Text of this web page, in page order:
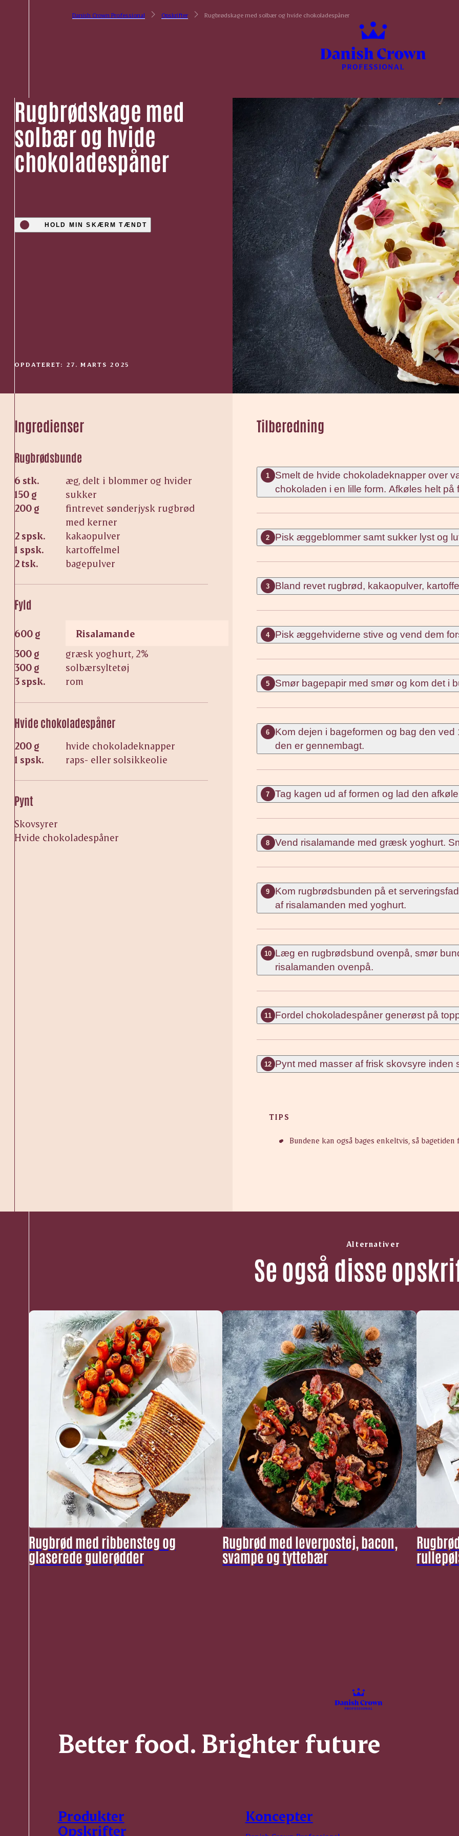
Danish Crown Professional Opskrifter Rugbrødskage med solbær og hvide chokoladespåner
Rugbrødskage med
solbær og hvide
chokoladespåner
HOLD MIN SKÆRM TÆNDT
OPDATERET: 27. MARTS 2025
Ingredienser
Rugbrødsbunde
6 stk.
æg, delt i blommer og hvider
150 g
sukker
200 g
fintrevet sønderjysk rugbrød
med kerner
2 spsk.
kakaopulver
1 spsk.
kartoffelmel
2 tsk.
bagepulver
Fyld
600 g
Risalamande
300 g
græsk yoghurt, 2%
300 g
solbærsyltetøj
3 spsk.
rom
Hvide chokoladespåner
200 g
hvide chokoladeknapper
1 spsk.
raps- eller solsikkeolie
Pynt
Skovsyrer
Hvide chokoladespåner
Tilberedning
1
Smelt de hvide chokoladeknapper over
chokoladen i en lille form. Afkøles helt
2 Pisk æggeblommer samt sukker lyst og
3 Bland revet rugbrød, kakaopulver,
4 Pisk æggehviderne stive og vend dem
5 Smør bagepapir med smør og kom det i
6
Kom dejen i bageformen og bag den
den er gennembagt.
7 Tag kagen ud af formen og lad den
8 Vend risalamande med græsk yoghurt.
9
Kom rugbrødsbunden på et
af risalamanden med yoghurt.
10 Læg en rugbrødsbund ovenpå, smør
risalamanden ovenpå.
11 Fordel chokoladespåner generøst på
12 Pynt med masser af frisk skovsyre inden
TIPS
Bundene kan også bages enkeltvis, så
Alternativer
Se også disse
Rugbrød med ribbensteg og
glaserede gulerødder
Rugbrød med leverpostej, bacon,
svampe og tyttebær
Better food. Brighter future
Koncepter
Produkter
Opskrifter